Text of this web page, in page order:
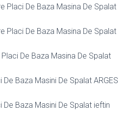
Placi De Baza Masina De Spalat
Placi De Baza Masina De Spalat
De Baza Masina De Spalat
Baza Masini De Spalat ARGES
De Baza Masini De Spalat ieftin